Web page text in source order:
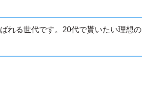
れる世代です。20代で貰いたい理想の